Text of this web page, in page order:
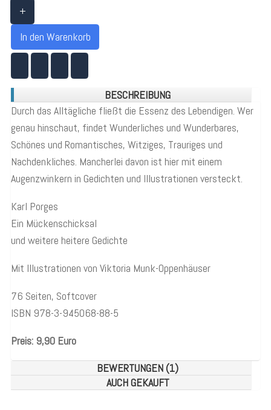
+
In den Warenkorb
BESCHREIBUNG
Durch das Alltägliche fließt die Essenz des Lebendigen. Wer
genau hinschaut, findet Wunderliches und Wunderbares,
Schönes und Romantisches, Witziges, Trauriges und
Nachdenkliches. Mancherlei davon ist hier mit einem
Augenzwinkern in Gedichten und Illustrationen versteckt.
Karl Porges
Ein Mückenschicksal
und weitere heitere Gedichte
Mit Illustrationen von Viktoria Munk-Oppenhäuser
76 Seiten, Softcover
ISBN 978-3-945068-88-5
Preis: 9,90 Euro
BEWERTUNGEN (1)
AUCH GEKAUFT